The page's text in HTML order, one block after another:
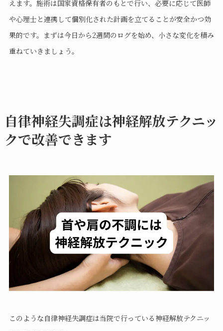
えます。施術は国家資格保有者のもとで行い、必要に応じて医師
や心理士と連携して個別化された計画を立てることが安全かつ効
果的です。まずは今日から2週間のログを始め、小さな変化を積み
重ねていきましょう。
自律神経失調症は神経解放テクニッ
クで改善できます
このような自律神経失調症は当院で行っている神経解放テクニッ